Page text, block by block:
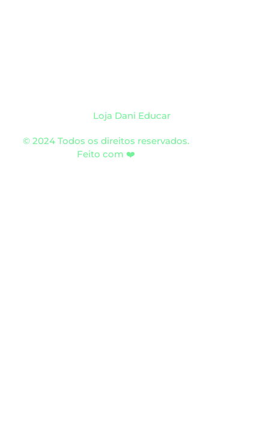
Loja Dani Educar
© 2024 Todos os direitos reservados.
Feito com ❤️